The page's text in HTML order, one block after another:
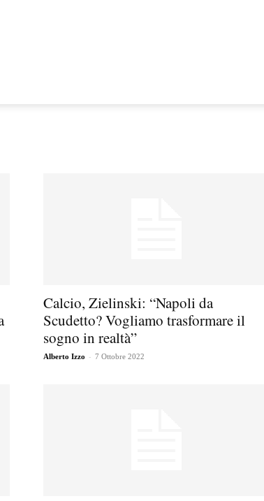
Calcio, Zielinski: “Napoli da
Scudetto? Vogliamo trasformare il
sogno in realtà”
Alberto Izzo - 7 Ottobre 2022